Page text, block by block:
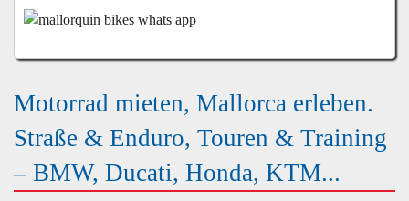
Motorrad mieten, Mallorca erleben.
Straße & Enduro, Touren & Training
– BMW, Ducati, Honda, KTM...